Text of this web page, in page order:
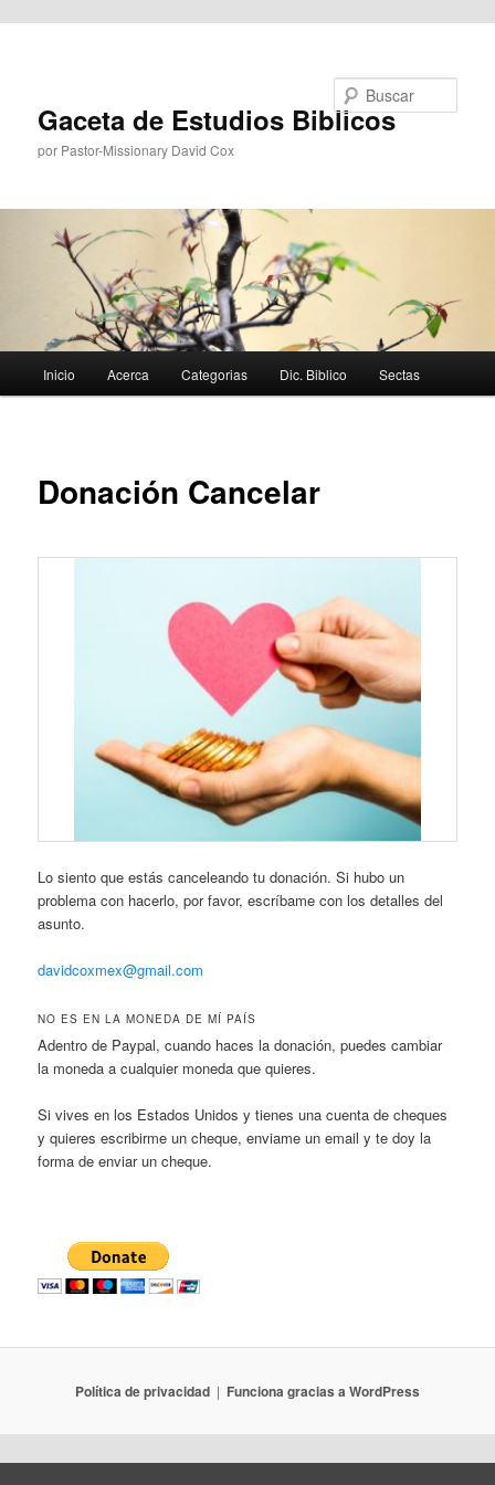
Gaceta de Estudios Biblicos
por Pastor-Missionary David Cox
principal
Inicio Acerca Categorias Dic. Biblico Sectas
Donación Cancelar
Lo siento que estás canceleando tu donación. Si hubo un
problema con hacerlo, por favor, escríbame con los detalles del
asunto.
davidcoxmex@gmail.com
NO ES EN LA MONEDA DE MÍ PAÍS
Adentro de Paypal, cuando haces la donación, puedes cambiar
la moneda a cualquier moneda que quieres.
Si vives en los Estados Unidos y tienes una cuenta de cheques
y quieres escribirme un cheque, enviame un email y te doy la
forma de enviar un cheque.
Política de privacidad Funciona gracias a WordPress